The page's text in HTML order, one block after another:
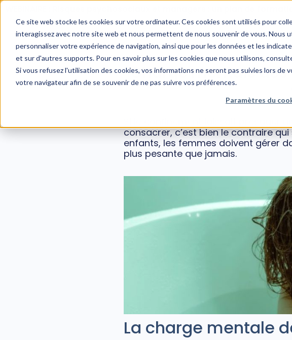
Ce site web stocke les cookies sur votre ordinateur. Ces cookies sont utilisés pour
interagissez avec notre site web et nous permettent de nous souvenir de vous. Nous
personnaliser votre expérience de navigation, ainsi que pour les données et les
et sur d'autres supports. Pour en savoir plus sur les cookies que nous utilisons,
Si vous refusez l'utilisation des cookies, vos informations ne seront pas suivies lors de
votre navigateur afin de se souvenir de ne pas suivre vos préférences.
Paramètres du
WEBINAIRE : Risques psychosociaux et managers : un plan de
Nos Services
Charge mentale
Si le confinement laissait présager
consacrer, c’est bien le contraire
enfants, les femmes doivent gérer
plus pesante que jamais.
La charge mentale